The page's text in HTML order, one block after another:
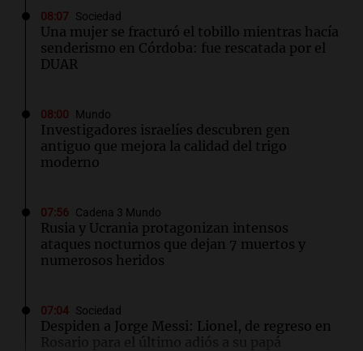
08:07 Sociedad
Una mujer se fracturó el tobillo mientras hacía
senderismo en Córdoba: fue rescatada por el
DUAR
08:00 Mundo
Investigadores israelíes descubren gen
antiguo que mejora la calidad del trigo
moderno
07:56 Cadena 3 Mundo
Rusia y Ucrania protagonizan intensos
ataques nocturnos que dejan 7 muertos y
numerosos heridos
07:04 Sociedad
Despiden a Jorge Messi: Lionel, de regreso en
Rosario para el último adiós a su papá